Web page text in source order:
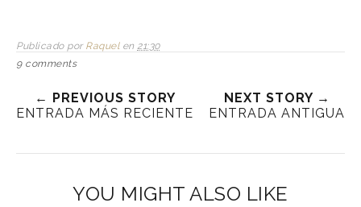
Publicado por Raquel en 21:30
9 comments
← PREVIOUS STORY
ENTRADA MÁS RECIENTE
NEXT STORY →
ENTRADA ANTIGUA
YOU MIGHT ALSO LIKE